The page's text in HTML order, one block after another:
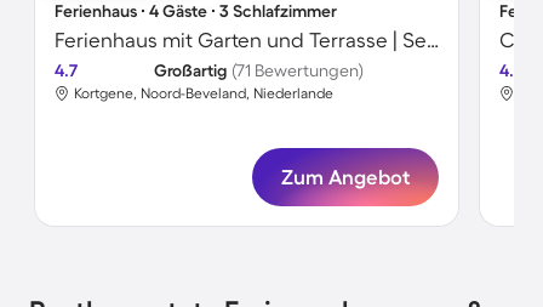
Ferienhaus ∙ 4 Gäste ∙ 3 Schlafzimmer
Ferienhaus mit Garten und Terrasse | Seeblick
4.7 Großartig (71 Bewertungen)
Kortgene, Noord-Beveland, Niederlande
Zum Angebot
4.3